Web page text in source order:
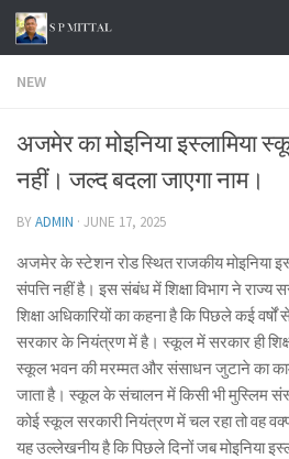
Skip to content
NEW
अजमेर का मोइनिया इस्लामिया
नहीं। जल्द बदला जाएगा नाम।
BYADMIN · JUNE 17, 2025
अजमेर के स्टेशन रोड स्थित राजकीय मोइनिया
संपत्ति नहीं है। इस संबंध में शिक्षा विभाग ने राज्य
शिक्षा अधिकारियों का कहना है कि पिछले कई वर्षों
सरकार के नियंत्रण में है। स्कूल में सरकार ही
स्कूल भवन की मरम्मत और संसाधन जुटाने का
जाता है। स्कूल के संचालन में किसी भी मुस्लिम
कोई स्कूल सरकारी नियंत्रण में चल रहा तो वह
यह उल्लेखनीय है कि पिछले दिनों जब मोइनिया